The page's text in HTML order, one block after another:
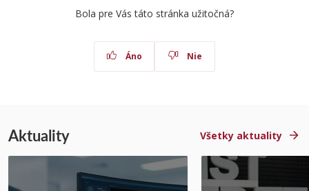
Bola pre Vás táto stránka užitočná?
Áno Nie
Aktuality Všetky aktuality